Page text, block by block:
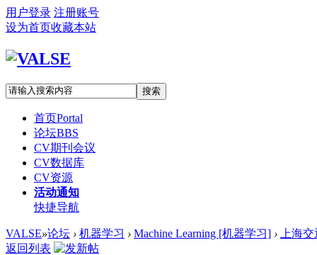
用户登录 注册账号
设为首页收藏本站
搜索
首页Portal
论坛BBS
CV期刊会议
CV数据库
CV资源
活动通知
快捷导航
VALSE»论坛 › 机器学习 › Machine Learning [机器学习] ›
上海
返回列表